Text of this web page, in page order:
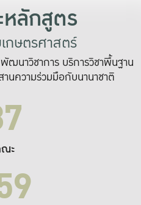
ลักสูตร
กษตรศาสตร์
นาวิชาการ บริการวิชาพื้นฐาน
นความร่วมมือกับนานาชาติ
ะ